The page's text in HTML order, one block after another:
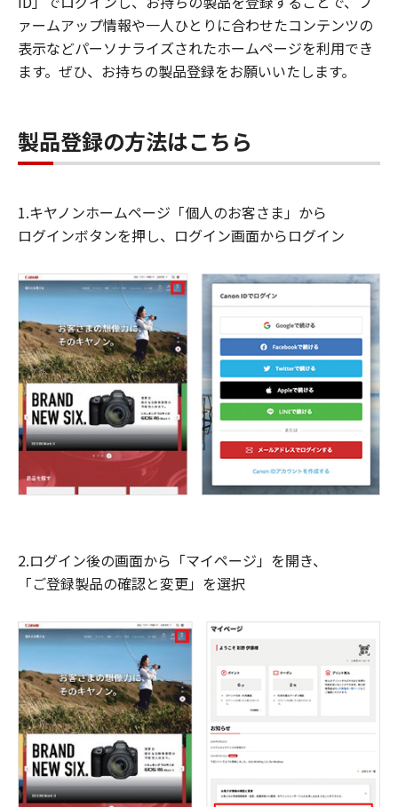
ァームアップ情報や一人ひとりに合わせたコンテンツの
表示などパーソナライズされたホームページを利用でき
ます。ぜひ、お持ちの製品登録をお願いいたします。
製品登録の方法はこちら
1.キヤノンホームページ「個人のお客さま」から
ログインボタンを押し、ログイン画面からログイン
2.ログイン後の画面から「マイページ」を開き、
「ご登録製品の確認と変更」を選択